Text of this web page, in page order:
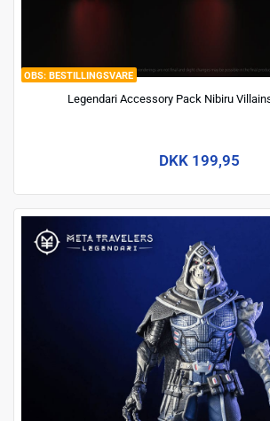
BESTILLINGSVARE
Legendari Accessory Pack Nibiru
DKK 199,95